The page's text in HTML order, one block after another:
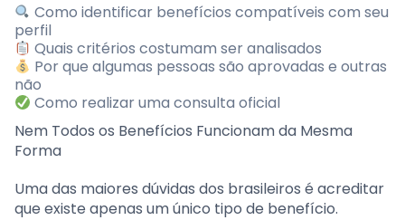
Como identificar benefícios compatíveis com seu
perfil
Quais critérios costumam ser analisados
Por que algumas pessoas são aprovadas e outras
não
Como realizar uma consulta oficial
Nem Todos os Benefícios Funcionam da Mesma
Forma
Uma das maiores dúvidas dos brasileiros é acreditar
que existe apenas um único tipo de benefício.